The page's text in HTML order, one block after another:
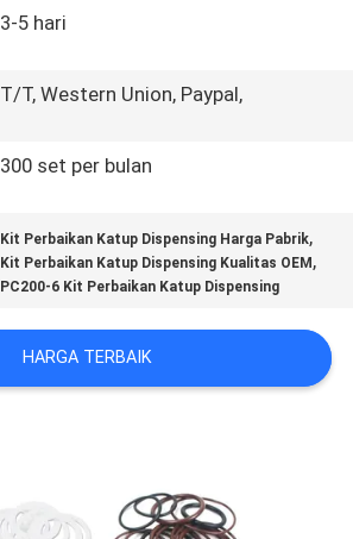
3-5 hari
T/T, Western Union, Paypal,
300 set per bulan
Kit Perbaikan Katup Dispensing Harga Pabrik,
Kit Perbaikan Katup Dispensing Kualitas OEM ,
PC200-6 Kit Perbaikan Katup Dispensing
HARGA TERBAIK